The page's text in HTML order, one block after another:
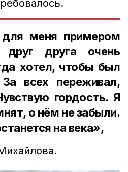
меня примером
друга очень
хотел, чтобы был
всех переживал,
гордость. Я
о нём не забыли.
на века»,